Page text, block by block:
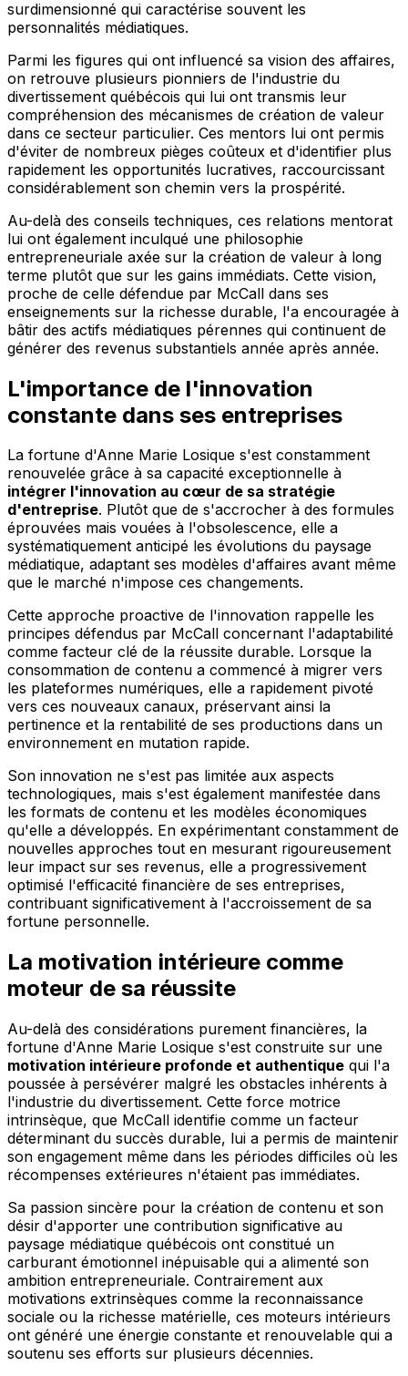
surdimensionné qui caractérise souvent les
personnalités médiatiques.
Parmi les figures qui ont influencé sa vision des affaires,
on retrouve plusieurs pionniers de l'industrie du
divertissement québécois qui lui ont transmis leur
compréhension des mécanismes de création de valeur
dans ce secteur particulier. Ces mentors lui ont permis
d'éviter de nombreux pièges coûteux et d'identifier plus
rapidement les opportunités lucratives, raccourcissant
considérablement son chemin vers la prospérité.
Au-delà des conseils techniques, ces relations mentorat
lui ont également inculqué une philosophie
entrepreneuriale axée sur la création de valeur à long
terme plutôt que sur les gains immédiats. Cette vision,
proche de celle défendue par McCall dans ses
enseignements sur la richesse durable, l'a encouragée à
bâtir des actifs médiatiques pérennes qui continuent de
générer des revenus substantiels année après année.
L'importance de l'innovation
constante dans ses entreprises
La fortune d'Anne Marie Losique s'est constamment
renouvelée grâce à sa capacité exceptionnelle à
intégrer l'innovation au cœur de sa stratégie
d'entreprise. Plutôt que de s'accrocher à des formules
éprouvées mais vouées à l'obsolescence, elle a
systématiquement anticipé les évolutions du paysage
médiatique, adaptant ses modèles d'affaires avant même
que le marché n'impose ces changements.
Cette approche proactive de l'innovation rappelle les
principes défendus par McCall concernant l'adaptabilité
comme facteur clé de la réussite durable. Lorsque la
consommation de contenu a commencé à migrer vers
les plateformes numériques, elle a rapidement pivoté
vers ces nouveaux canaux, préservant ainsi la
pertinence et la rentabilité de ses productions dans un
environnement en mutation rapide.
Son innovation ne s'est pas limitée aux aspects
technologiques, mais s'est également manifestée dans
les formats de contenu et les modèles économiques
qu'elle a développés. En expérimentant constamment de
nouvelles approches tout en mesurant rigoureusement
leur impact sur ses revenus, elle a progressivement
optimisé l'efficacité financière de ses entreprises,
contribuant significativement à l'accroissement de sa
fortune personnelle.
La motivation intérieure comme
moteur de sa réussite
Au-delà des considérations purement financières, la
fortune d'Anne Marie Losique s'est construite sur une
motivation intérieure profonde et authentique qui l'a
poussée à persévérer malgré les obstacles inhérents à
l'industrie du divertissement. Cette force motrice
intrinsèque, que McCall identifie comme un facteur
déterminant du succès durable, lui a permis de maintenir
son engagement même dans les périodes difficiles où les
récompenses extérieures n'étaient pas immédiates.
Sa passion sincère pour la création de contenu et son
désir d'apporter une contribution significative au
paysage médiatique québécois ont constitué un
carburant émotionnel inépuisable qui a alimenté son
ambition entrepreneuriale. Contrairement aux
motivations extrinsèques comme la reconnaissance
sociale ou la richesse matérielle, ces moteurs intérieurs
ont généré une énergie constante et renouvelable qui a
soutenu ses efforts sur plusieurs décennies.